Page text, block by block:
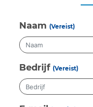
Naam (Vereist)
Bedrijf (Vereist)